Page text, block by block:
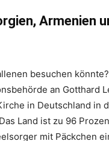
Armenien
besuchen
an Gotthard
in Deutschland in
Land ist zu 96
mit Päckchen